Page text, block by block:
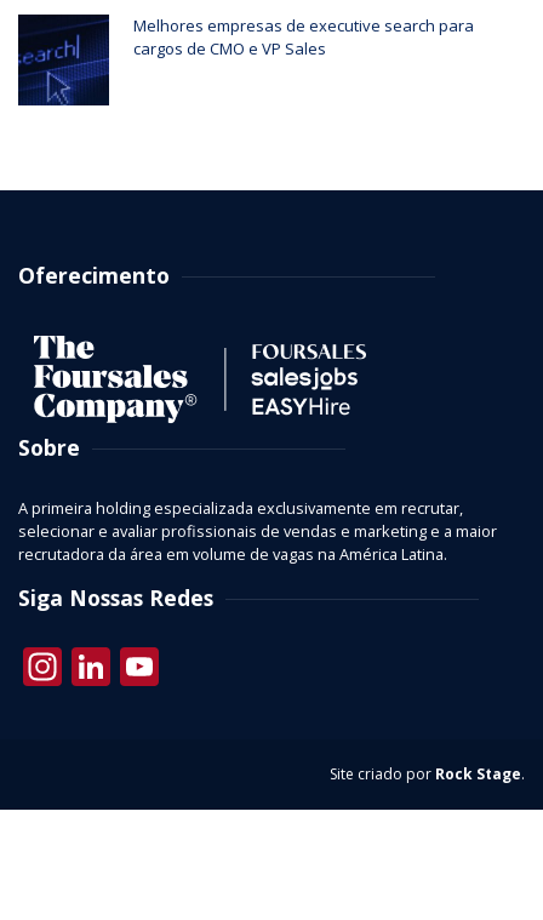
Melhores empresas de executive search para
cargos de CMO e VP Sales
Oferecimento
Sobre
A primeira holding especializada exclusivamente em recrutar,
selecionar e avaliar profissionais de vendas e marketing e a maior
recrutadora da área em volume de vagas na América Latina.
Siga Nossas Redes
Instagram
LinkedIn
Site criado por Rock Stage.